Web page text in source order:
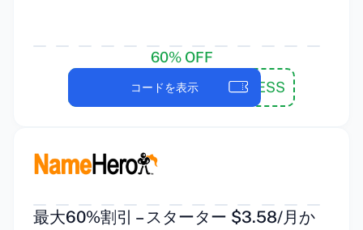
60% OFF
NHBUSINESS
コードを表示
最大60%割引 – スターター $3.58/月か